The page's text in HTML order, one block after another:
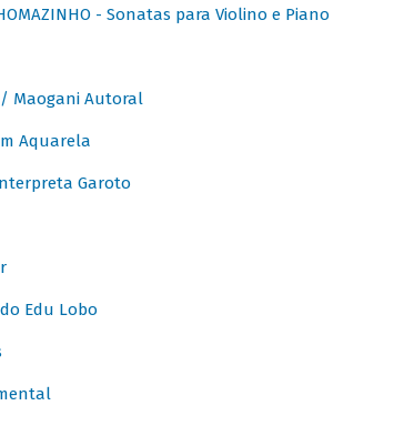
- Sonatas para Violino e Piano
/ Maogani Autoral
Aquarela
Garoto
Edu Lobo